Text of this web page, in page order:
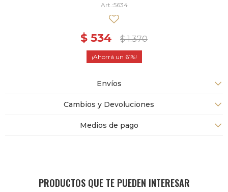
5634
$ 534 $ 1.370
61
Envíos
Cambios y Devoluciones
Medios de pago
PRODUCTOS QUE TE PUEDEN INTERESAR